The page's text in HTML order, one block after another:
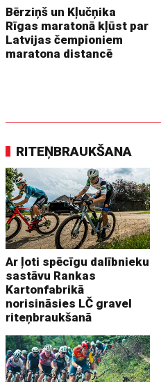
Bērziņš un Kļučņika
Rīgas maratonā kļūst par
Latvijas čempioniem
maratona distancē
RITEŅBRAUKŠANA
Ar ļoti spēcīgu dalībnieku
sastāvu Rankas
Kartonfabrikā
norisināsies LČ gravel
riteņbraukšanā